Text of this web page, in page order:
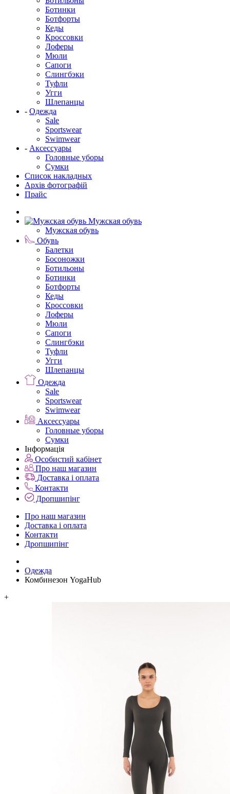
Ботинки
Ботфорты
Кеды
Кроссовки
Лоферы
Мюли
Сапоги
Слингбэки
Туфли
Угги
Шлепанцы
- Одежда
Sale
Sportswear
Swimwear
- Аксессуары
Головные уборы
Сумки
Список накладных
Архів фотографій
Прайс
Мужская обувь
Мужская обувь
Обувь
Балетки
Босоножки
Ботильоны
Ботинки
Ботфорты
Кеды
Кроссовки
Лоферы
Мюли
Сапоги
Слингбэки
Туфли
Угги
Шлепанцы
Одежда
Sale
Sportswear
Swimwear
Аксессуары
Головные уборы
Сумки
Інформація
Особистий кабінет
Про наш магазин
Доставка і оплата
Контакти
Дропшипінг
Про наш магазин
Доставка і оплата
Контакти
Дропшипінг
Одежда
Комбинезон YogaHub
+